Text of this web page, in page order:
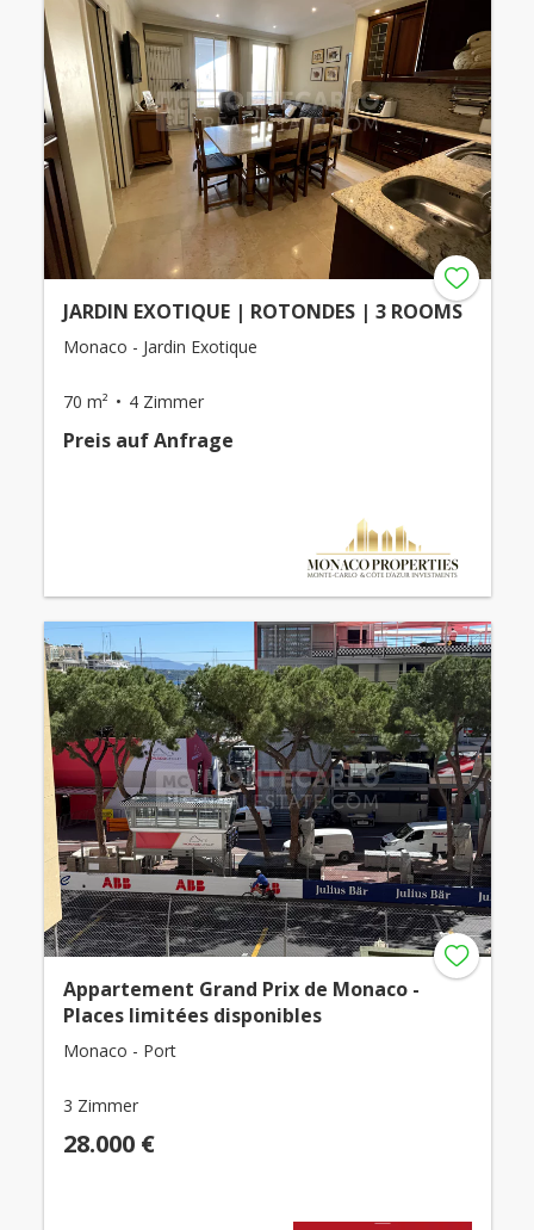
JARDIN EXOTIQUE | ROTONDES | 3 ROOMS
Monaco - Jardin Exotique
70 m² 4 Zimmer
Preis auf Anfrage
Appartement Grand Prix de Monaco -
Places limitées disponibles
Monaco - Port
3 Zimmer
28.000 €